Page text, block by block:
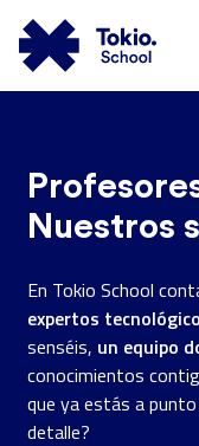
Nuestros
En Tokio School
expertos
senséis, un equipo
conocimientos
que ya estás a punto
detalle?